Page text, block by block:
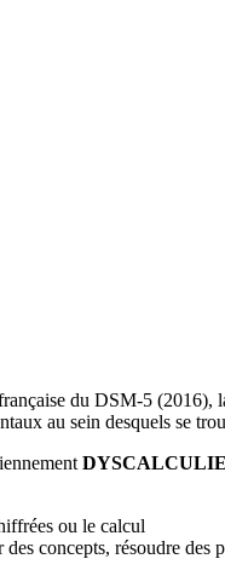
du DSM-5 (2016),
au sein desquels se
ou le calcul
concepts, résoudre des